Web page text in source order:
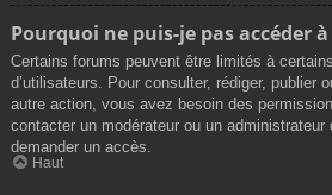
Pourquoi ne puis-je pas accéder
Certains forums peuvent être limités à
d’utilisateurs. Pour consulter, rédiger, publier
autre action, vous avez besoin des
contacter un modérateur ou un administrateur
demander un accès.
Haut